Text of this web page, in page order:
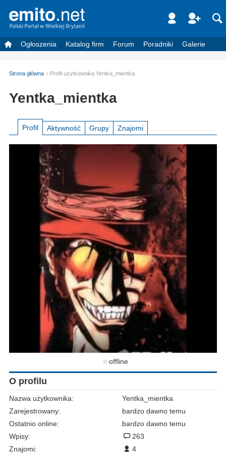
Ogłoszenia Katalog firm Forum Poradniki Galerie
Strona główna Profil użytkownika Yentka_mientka
Yentka_mientka
Profil Aktywność Grupy Znajomi
offline
O profilu
Nazwa użytkownika:
Yentka_mientka
Zarejestrowany:
bardzo dawno temu
Ostatnio online:
bardzo dawno temu
Wpisy:
263
Znajomi:
4